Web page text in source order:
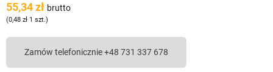
55,34 zł brutto
(0,48 zł 1 szt.)
Zamów telefonicznie +48 731 337 678